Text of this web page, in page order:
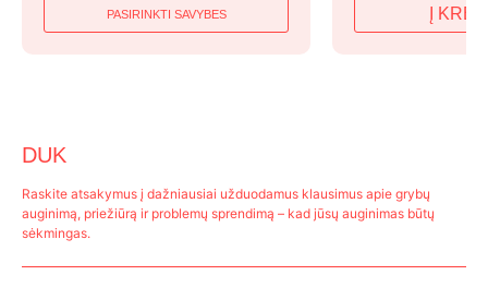
range:
75,00 €
PASIRINKTI SAVYBES
This
may
be
Į
DUK
Raskite atsakymus į dažniausiai užduodamus klausimus apie grybų
auginimą, priežiūrą ir problemų sprendimą – kad jūsų auginimas būtų
sėkmingas.